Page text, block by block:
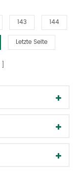
143 144
Letzte Seite